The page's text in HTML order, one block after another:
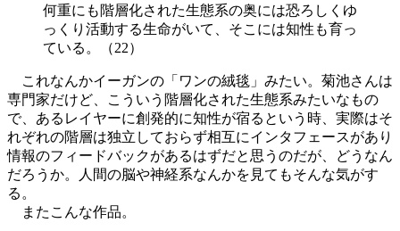
何重にも階層化された生態系の奥には恐ろしくゆ
っくり活動する生命がいて、そこには知性も育っ
ている。（22）
これなんかイーガンの「ワンの絨毯」みたい。菊池さんは
専門家だけど、こういう階層化された生態系みたいなもの
で、あるレイヤーに創発的に知性が宿るという時、実際はそ
れぞれの階層は独立しておらず相互にインタフェースがあり
情報のフィードバックがあるはずだと思うのだが、どうなん
だろうか。人間の脳や神経系なんかを見てもそんな気がす
る。
またこんな作品。